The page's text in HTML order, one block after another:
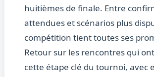
huitièmes de finale. Entre
attendues et scénarios plus
compétition tient toutes ses
Retour sur les rencontres qui
cette étape clé du tournoi, avec